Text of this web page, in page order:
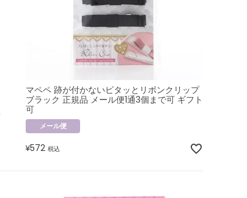
マペペ 跡が付かないピタッとリボンクリップ
ブラック 正規品 メール便1通3個まで可 ギフト
可
メール便
¥572 税込